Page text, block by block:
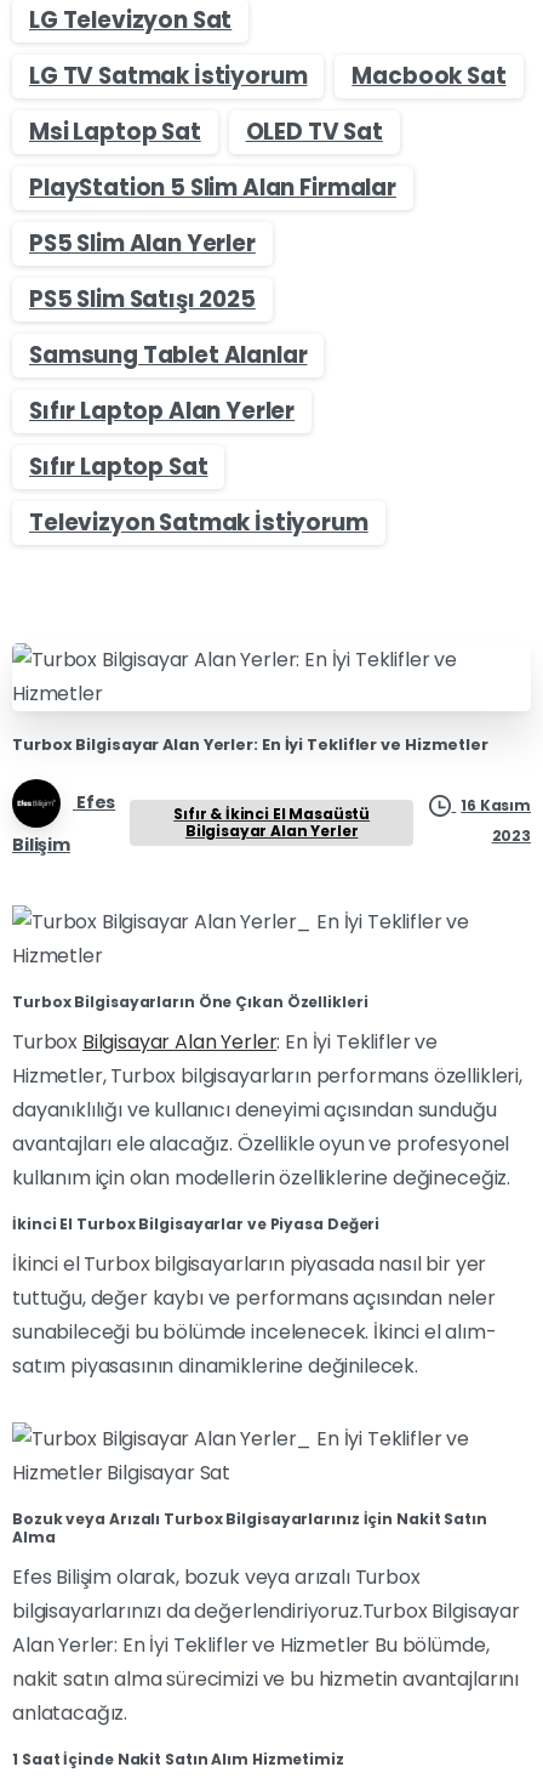
LG Televizyon Sat
LG TV Satmak İstiyorum
Macbook Sat
Msi Laptop Sat
OLED TV Sat
PlayStation 5 Slim Alan Firmalar
PS5 Slim Alan Yerler
PS5 Slim Satışı 2025
Samsung Tablet Alanlar
Sıfır Laptop Alan Yerler
Sıfır Laptop Sat
Televizyon Satmak İstiyorum
Turbox Bilgisayar Alan Yerler: En İyi Teklifler ve Hizmetler
Efes
Bilişim
Sıfır & İkinci El Masaüstü
Bilgisayar Alan Yerler
16 Kasım
2023
Turbox Bilgisayarların Öne Çıkan Özellikleri
Turbox Bilgisayar Alan Yerler: En İyi Teklifler ve
Hizmetler, Turbox bilgisayarların performans özellikleri,
dayanıklılığı ve kullanıcı deneyimi açısından sunduğu
avantajları ele alacağız. Özellikle oyun ve profesyonel
kullanım için olan modellerin özelliklerine değineceğiz.
İkinci El Turbox Bilgisayarlar ve Piyasa Değeri
İkinci el Turbox bilgisayarların piyasada nasıl bir yer
tuttuğu, değer kaybı ve performans açısından neler
sunabileceği bu bölümde incelenecek. İkinci el alım-
satım piyasasının dinamiklerine değinilecek.
Bozuk veya Arızalı Turbox Bilgisayarlarınız İçin Nakit Satın
Alma
Efes Bilişim olarak, bozuk veya arızalı Turbox
bilgisayarlarınızı da değerlendiriyoruz.Turbox Bilgisayar
Alan Yerler: En İyi Teklifler ve Hizmetler Bu bölümde,
nakit satın alma sürecimizi ve bu hizmetin avantajlarını
anlatacağız.
1 Saat İçinde Nakit Satın Alım Hizmetimiz